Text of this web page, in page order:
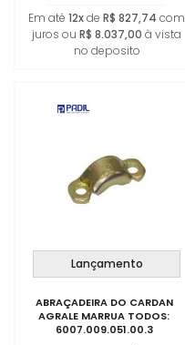
Em até 12xde R$ 827,74 com
juros ou R$ 8.037,00 à vista
no deposito
Lançamento
ABRAÇADEIRA DO CARDAN
AGRALE MARRUA TODOS:
6007.009.051.00.3